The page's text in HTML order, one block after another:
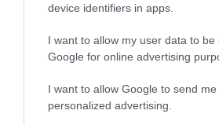
device identifiers in apps.
I want to allow my user data to be
Google for online advertising
I want to allow Google to send me
personalized advertising.
Vertical Aerospace Valo
Proiectul londonez nu este însă